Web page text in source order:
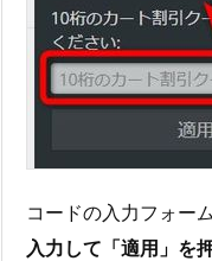
コードの入力フォー
入力して「適用」を